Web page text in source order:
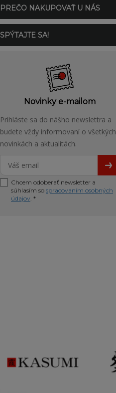
PREČO NAKUPOVAŤ U NÁS
SPÝTAJTE SA!
Novinky e-mailom
Prihláste sa do nášho newslettra a
budete vždy informovaní o všetkých
novinkách a aktualitách.
Chcem odoberať newsletter a
súhlasím so spracovaním osobných
údajov. *